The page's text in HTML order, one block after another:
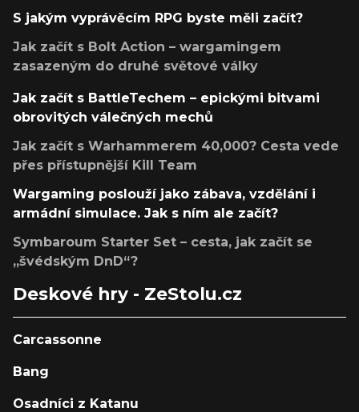
S jakým vyprávěcím RPG byste měli začít?
Jak začít s Bolt Action – wargamingem
zasazeným do druhé světové války
Jak začít s BattleTechem – epickými bitvami
obrovitých válečných mechů
Jak začít s Warhammerem 40,000? Cesta vede
přes přístupnější Kill Team
Wargaming poslouží jako zábava, vzdělání i
armádní simulace. Jak s ním ale začít?
Symbaroum Starter Set – cesta, jak začít se
„švédským DnD“?
Deskové hry - ZeStolu.cz
Carcassonne
Bang
Osadníci z Katanu